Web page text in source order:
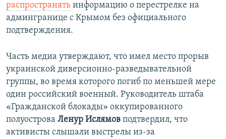
распространять информацию о перестрелке на
админгранице с Крымом без официального
подтверждения.
Часть медиа утверждают, что имел место прорыв
украинской диверсионно-разведывательной
группы, во время которого погиб по меньшей мере
один российский военный. Руководитель штаба
«Гражданской блокады» оккупированного
полуострова Ленур Ислямов подтвердил, что
активисты слышали выстрелы из-за